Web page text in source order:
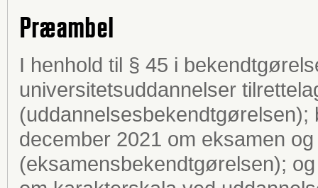
Præambel
I henhold til § 45 i
universitetsuddannelser
december 2021 om eksamen
(eksamensbekendtgørelsen);